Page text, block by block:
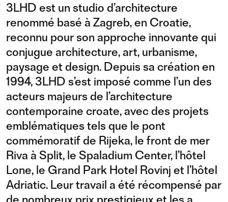
3LHD est un studio d’architecture
renommé basé à Zagreb, en Croatie,
reconnu pour son approche innovante qui
conjugue architecture, art, urbanisme,
paysage et design. Depuis sa création en
1994, 3LHD s’est imposé comme l’un des
acteurs majeurs de l’architecture
contemporaine croate, avec des projets
emblématiques tels que le pont
commémoratif de Rijeka, le front de mer
Riva à Split, le Spaladium Center, l’hôtel
Lone, le Grand Park Hotel Rovinj et l’hôtel
Adriatic. Leur travail a été récompensé par